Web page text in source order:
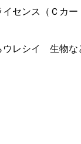
センス（Ｃカ
シイ 生物など